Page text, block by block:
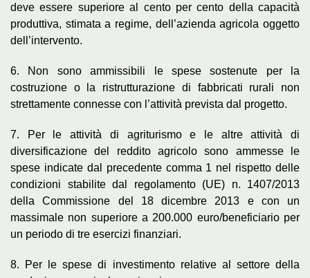
deve essere superiore al cento per cento della capacità
produttiva, stimata a regime, dell’azienda agricola oggetto
dell’intervento.
6. Non sono ammissibili le spese sostenute per la
costruzione o la ristrutturazione di fabbricati rurali non
strettamente connesse con l’attività prevista dal progetto.
7. Per le attività di agriturismo e le altre attività di
diversificazione del reddito agricolo sono ammesse le
spese indicate dal precedente comma 1 nel rispetto delle
condizioni stabilite dal regolamento (UE) n. 1407/2013
della Commissione del 18 dicembre 2013 e con un
massimale non superiore a 200.000 euro/beneficiario per
un periodo di tre esercizi finanziari.
8. Per le spese di investimento relative al settore della